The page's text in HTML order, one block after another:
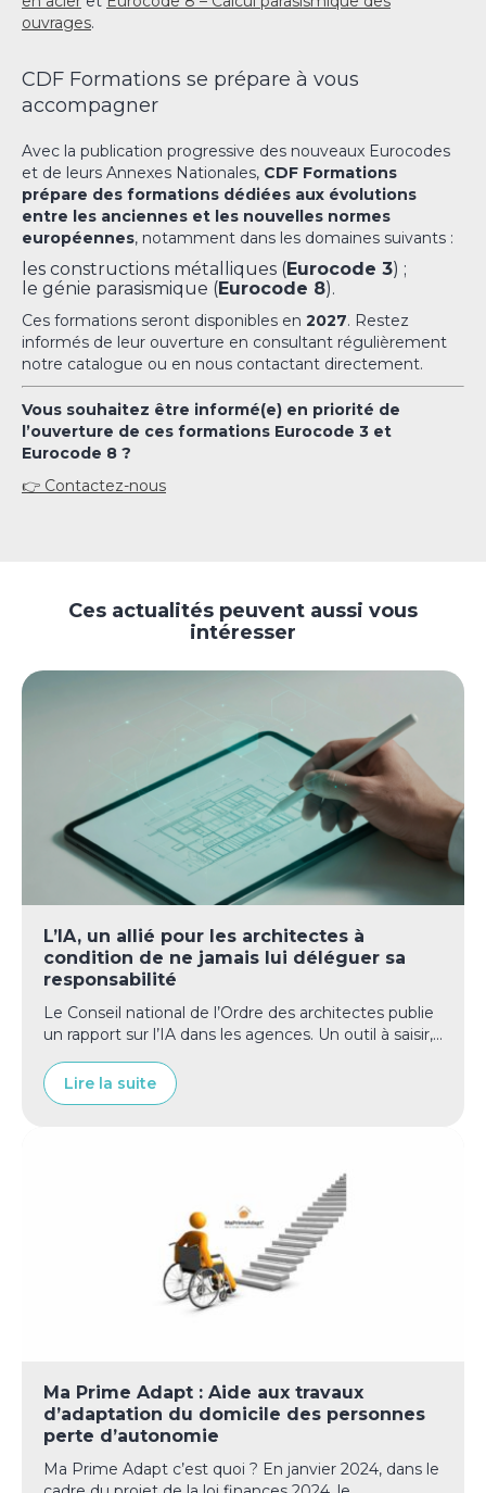
ouvrages.
CDF Formations se prépare à vous
accompagner
Avec la publication progressive des nouveaux Eurocodes
et de leurs Annexes Nationales, CDF Formations
prépare des formations dédiées aux évolutions
entre les anciennes et les nouvelles normes
européennes, notamment dans les domaines suivants :
les constructions métalliques (Eurocode 3) ;
le génie parasismique (Eurocode 8).
Ces formations seront disponibles en 2027. Restez
informés de leur ouverture en consultant régulièrement
notre catalogue ou en nous contactant directement.
Vous souhaitez être informé(e) en priorité de
l’ouverture de ces formations Eurocode 3 et
Eurocode 8 ?
👉 Contactez-nous
Ces actualités peuvent aussi vous
intéresser
L’IA, un allié pour les architectes à
condition de ne jamais lui déléguer sa
responsabilité
Le Conseil national de l’Ordre des architectes publie
un rapport sur l’IA dans les agences. Un outil à saisir,...
Lire la suite
Ma Prime Adapt : Aide aux travaux
d’adaptation du domicile des personnes
perte d’autonomie
Ma Prime Adapt c’est quoi ? En janvier 2024, dans le